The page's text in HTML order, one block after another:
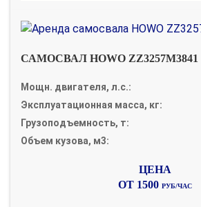
САМОСВАЛ HOWO ZZ3257M3841
Мощн. двигателя, л.с.:
Эксплуатационная масса, кг:
Грузоподъемность, т:
Объем кузова, м3:
ОТ 1500 РУБ/ЧАС